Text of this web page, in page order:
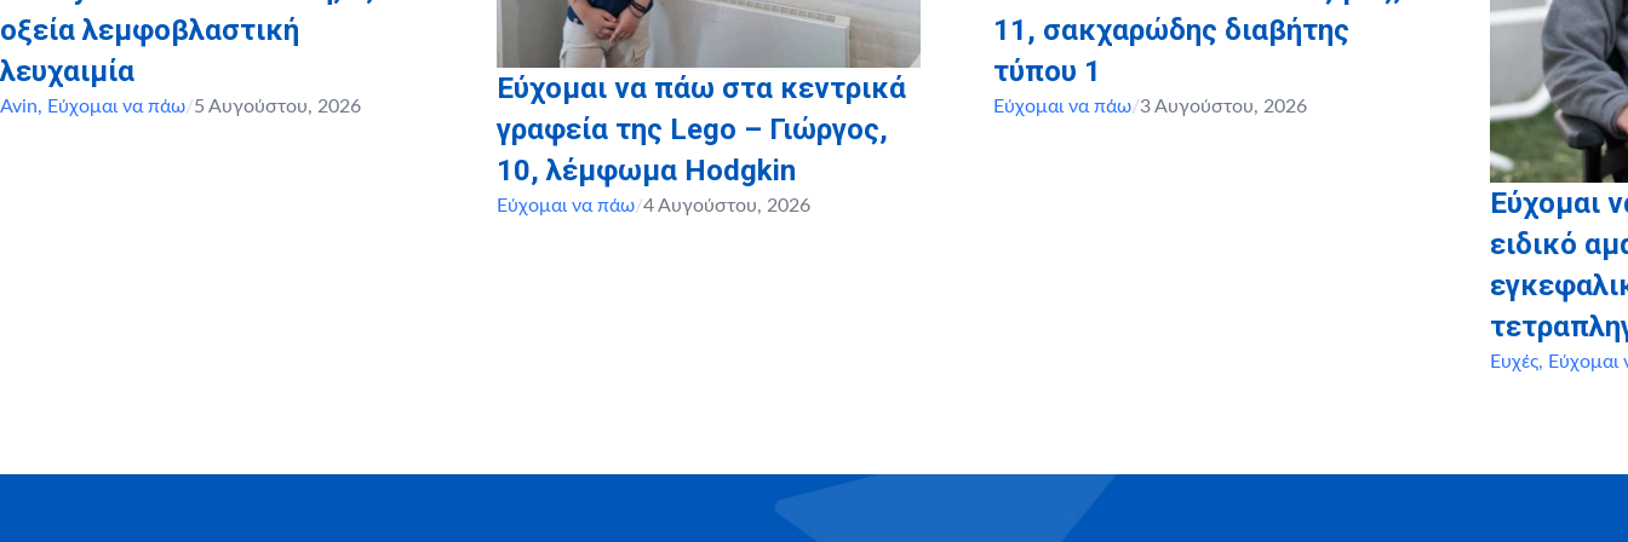
οξεία λεμφοβλαστική
λευχαιμία
Avin, Εύχομαι να πάω/5 Αυγούστου, 2026
Εύχομαι να πάω στα κεντρικά
γραφεία της Lego – Γιώργος,
10, λέμφωμα Hodgkin
Εύχομαι να πάω/4 Αυγούστου, 2026
11, σακχαρώδης διαβήτης
τύπου 1
Εύχομαι να πάω/3 Αυγούστου, 2026
Εύχομαι
ειδικό
Ευχές, Εύχομαι